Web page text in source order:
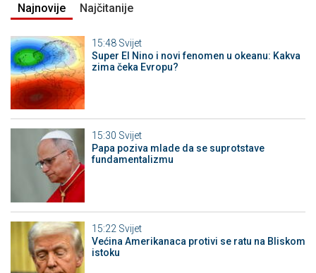
Najnovije Najčitanije
15:48 Svijet
Super El Nino i novi fenomen u okeanu: Kakva
zima čeka Evropu?
15:30 Svijet
Papa poziva mlade da se suprotstave
fundamentalizmu
15:22 Svijet
Većina Amerikanaca protivi se ratu na Bliskom
istoku